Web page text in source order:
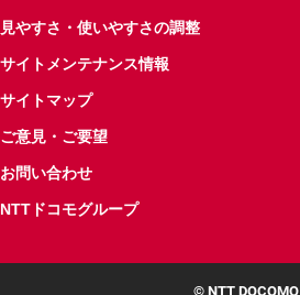
見やすさ・使いやすさの調整
サイトメンテナンス情報
サイトマップ
ご意見・ご要望
お問い合わせ
NTTドコモグループ
© NTT DOCOMO